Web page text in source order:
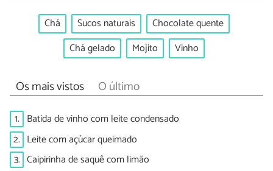
Chá Sucos naturais
Chocolate quente
Chá gelado
Mojito Vinho
Os mais vistos O último
1. Batida de vinho com leite condensado
2. Leite com açúcar queimado
3. Caipirinha de saquê com limão